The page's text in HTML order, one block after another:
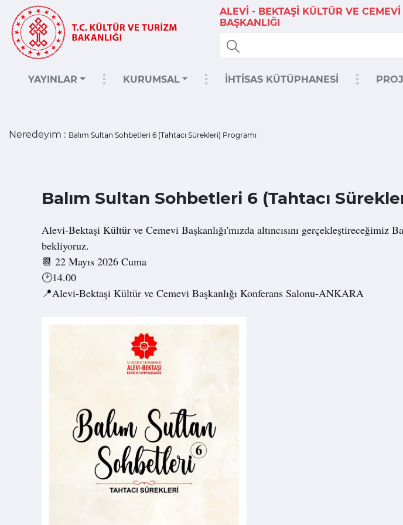
ALEVİ - BEKTAŞİ KÜLTÜR VE CEMEVİ
BAŞKANLIĞI
YAYINLAR KURUMSAL İHTİSAS KÜTÜPHANESİ
Neredeyim : Balım Sultan Sohbetleri 6 (Tahtacı Sürekleri) Programı
Balım Sultan Sohbetleri 6 (Tahtacı
Alevi-Bektaşi Kültür ve Cemevi Başkanlığı'mızda altıncısını gerçekleştireceğimiz
bekliyoruz.
📆 22 Mayıs 2026 Cuma
🕑14.00
📍Alevi-Bektaşi Kültür ve Cemevi Başkanlığı Konferans Salonu-ANKARA